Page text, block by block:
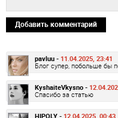
Добавить комментарий
pavluu - 11.04.2025, 23:41
Блог супер, побольше бы
KyshaiteVkysno -
Спасибо за статью
HIPOLY - 12.04.2025, 00:43